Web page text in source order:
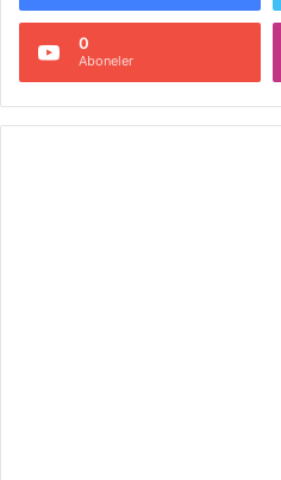
0
Aboneler